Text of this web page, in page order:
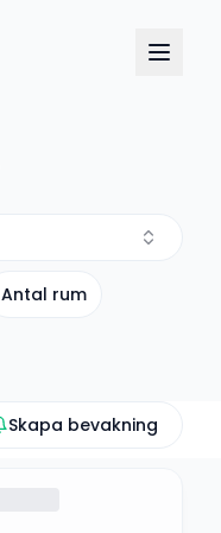
Antal rum
Skapa bevakning